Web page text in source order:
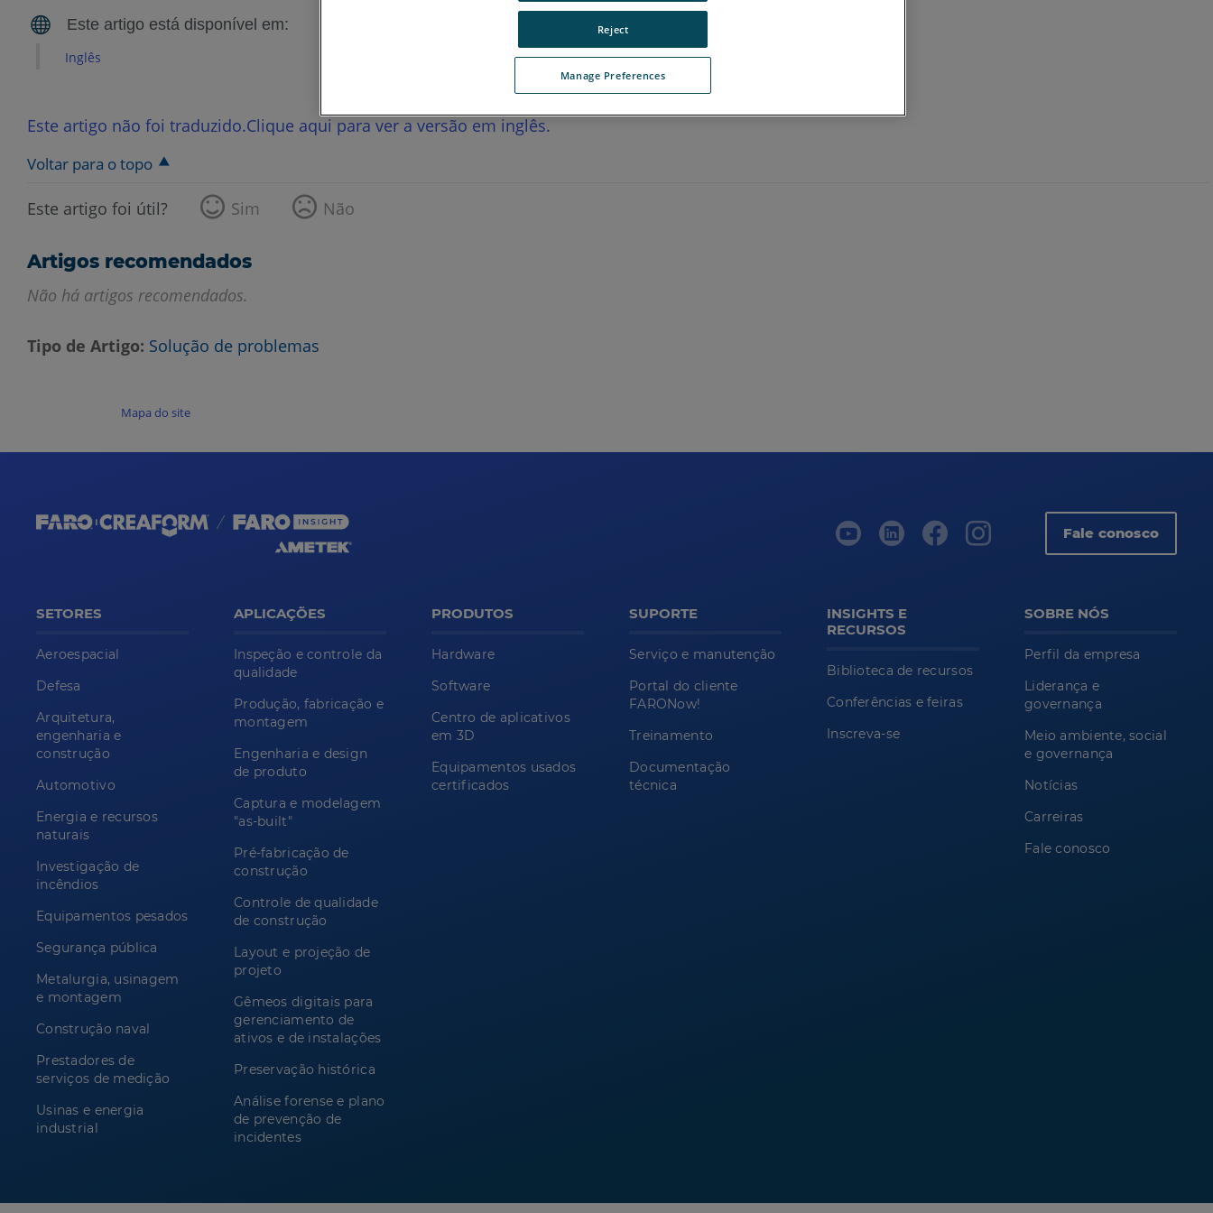
Inglês
Este artigo não foi traduzido.Clique aqui para ver a versão em inglês.
Voltar para o topo
Este artigo foi útil? Sim Não
Artigos recomendados
Não há artigos recomendados.
Tipo de Artigo Solução de problemas
Mapa do site
Fale conosco
SETORES
Aeroespacial
Defesa
Arquitetura,
engenharia e
construção
Automotivo
Energia e recursos
naturais
Investigação de
incêndios
Equipamentos pesados
Segurança pública
Metalurgia, usinagem
e montagem
Construção naval
Prestadores de
serviços de medição
Usinas e energia
industrial
APLICAÇÕES
Inspeção e controle da
qualidade
Produção, fabricação e
montagem
Engenharia e design
de produto
Captura e modelagem
"as-built"
Pré-fabricação de
construção
Controle de qualidade
de construção
Layout e projeção de
projeto
Gêmeos digitais para
gerenciamento de
ativos e de instalações
Preservação histórica
Análise forense e plano
de prevenção de
incidentes
PRODUTOS
Hardware
Software
Centro de aplicativos
em 3D
Equipamentos usados
certificados
SUPORTE
Serviço e manutenção
Portal do cliente
FARONow!
Treinamento
Documentação
técnica
INSIGHTS E
RECURSOS
Biblioteca de recursos
Conferências e feiras
Inscreva-se
SOBRE NÓS
Perfil da empresa
Liderança e
governança
Meio ambiente, social
e governança
Notícias
Carreiras
Fale conosco
Manage Preferences
Reject